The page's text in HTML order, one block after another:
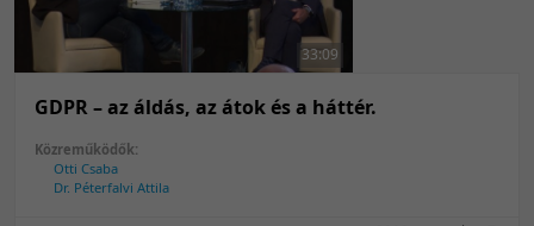
Feltöltés dátuma szerint
Utolsó módosítás szerint
Utolsó módosítás szerint
100 tétel/oldal
33:09
GDPR – az áldás, az átok és a háttér.
Közreműködők:
Otti Csaba
Dr. Péterfalvi Attila